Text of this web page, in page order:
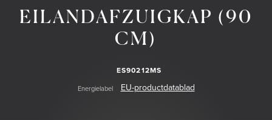
Ontdek ATAG
EILANDAFZUIGKAP (90
CM)
ES90212MS
Energielabel EU-productdatablad